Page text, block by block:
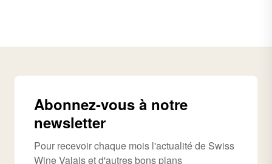
Abonnez-vous à notre
newsletter
Pour recevoir chaque mois l'actualité de Swiss
Wine Valais et d'autres bons plans